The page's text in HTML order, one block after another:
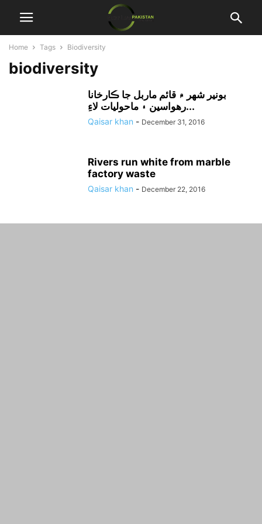
Home Tags Biodiversity
biodiversity
بونير شهر ۾ قائم ماربل جا ڪارخانا
رهواسين ۽ ماحوليات لاءِ...
Qaisar khan - December 31, 2016
Rivers run white from marble
factory waste
Qaisar khan - December 22, 2016